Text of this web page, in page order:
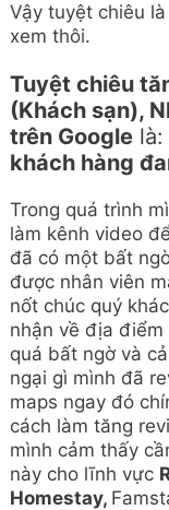
Vậy tuyệt chiêu
xem thôi.
Tuyệt chiêu
(Khách sạn),
trên Google là:
khách hàng
Trong quá trình
làm kênh video
đã có một bất
được nhân viên
nốt chúc quý
nhận về địa
quá bất ngờ và
ngại gì mình đã
maps ngay đó
cách làm tăng
mình cảm thấy
này cho lĩnh vực
Homestay,